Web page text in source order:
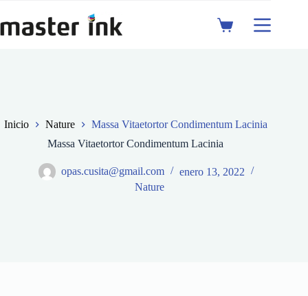
contenido
Shopping
Inicio Nature
Massa Vitaetortor Condimentum Lacinia
Massa Vitaetortor Condimentum Lacinia
opas.cusita@gmail.com
enero 13, 2022
Nature